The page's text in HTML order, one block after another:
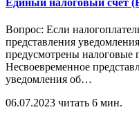
Единый налоговый счет
Вопрос: Если
представления
предусмотрены налоговые
Несвоевременное
уведомления об…
06.07.2023 читать 6 мин.